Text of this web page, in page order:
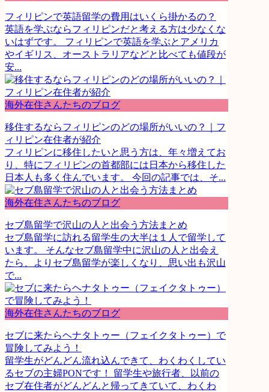
フィリピンで英語留学の費用はいくら掛かるの？
英語を学ぶならフィリピンだと考える方は少なくな
いはずです。 フィリピンで英語を学ぶとアメリカ
やイギリス、オーストラリアなどと比べても値段が
安...
海外在住さんたちのブログ
移住するならフィリピンのどの場所がいいの？｜フ
ィリピン在住者が紹介
フィリピンに移住したいと思う方は、年々増えてお
り、特にフィリピンの首都部には日本から移住した
日本人も多く住んでいます。 今回の記事では、そ...
海外在住さんたちのブログ
セブ島留学で沢山の人と出会う方法まとめ
セブ島留学に訪れる留学生の大半は１人で留学して
います。 そんなセブ島留学中に沢山の人と出会え
たら、よりセブ島留学が楽しくなり、思い出も沢山
で...
海外在住さんたちのブログ
セブに来たらヘナタトゥー（フェイクタトゥー）で
冒険してみよう！
留学生がどんどん流れ込んできて、わくわくしてい
るセブの主婦PONです！ 留学生や旅行者、以前の
セブ在住者がどんどんと帰ってきていて、わくわ